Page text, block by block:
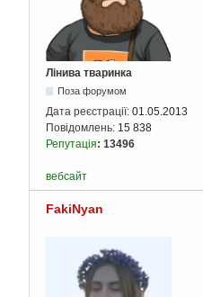
Лінива тваринка
Поза форумом
Дата реєстрації: 01.05.2013
Повідомлень: 15 838
Репутація: 13496
вебсайт
FakiNyan